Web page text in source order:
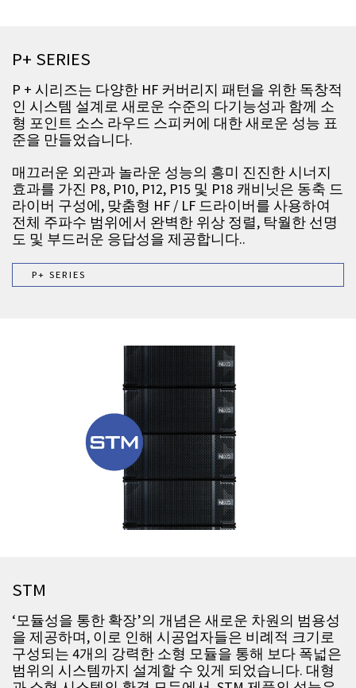
P+ SERIES
P + 시리즈는 다양한 HF 커버리지 패턴을 위한 독창적
인 시스템 설계로 새로운 수준의 다기능성과 함께 소
형 포인트 소스 라우드 스피커에 대한 새로운 성능 표
준을 만들었습니다.
매끄러운 외관과 놀라운 성능의 흥미 진진한 시너지
효과를 가진 P8, P10, P12, P15 및 P18 캐비닛은 동축 드
라이버 구성에, 맞춤형 HF / LF 드라이버를 사용하여
전체 주파수 범위에서 완벽한 위상 정렬, 탁월한 선명
도 및 부드러운 응답성을 제공합니다..
P+ SERIES
STM
‘모듈성을 통한 확장’의 개념은 새로운 차원의 범용성
을 제공하며, 이로 인해 시공업자들은 비례적 크기로
구성되는 4개의 강력한 소형 모듈을 통해 보다 폭넓은
범위의 시스템까지 설계할 수 있게 되었습니다. 대형